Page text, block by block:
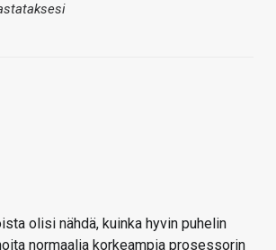
olisi nähdä, kuinka hyvin puhelin
normaalia korkeampia prosessorin